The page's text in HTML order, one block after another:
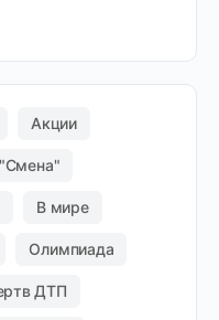
Акции
В мире
Олимпиада
ДТП